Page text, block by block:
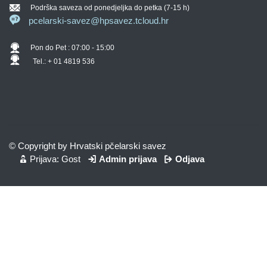
Podrška saveza od ponedjeljka do petka (7-15 h)
pcelarski-savez@hpsavez.tcloud.hr
Pon do Pet : 07:00 - 15:00
Tel.: + 01 4819 536
© Copyright by Hrvatski pčelarski savez
Prijava: Gost
Admin prijava Odjava